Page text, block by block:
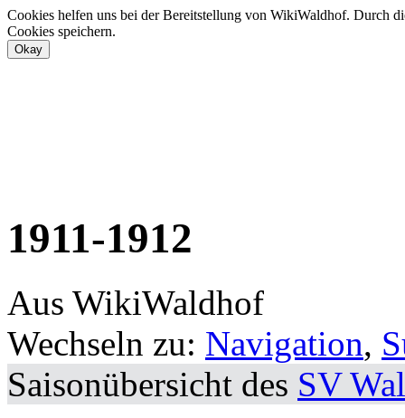
Cookies helfen uns bei der Bereitstellung von WikiWaldhof. Durch
Cookies speichern.
1911-1912
Aus WikiWaldhof
Wechseln zu: Navigation,
Saisonübersicht des SV